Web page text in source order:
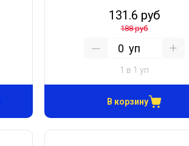
131.6 руб
188 руб
уп
1 в 1 уп
В корзину